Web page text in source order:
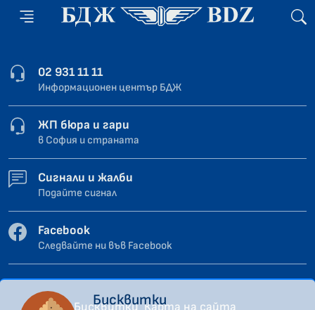
02 931 11 11
Информационен център БДЖ
ЖП бюра и гари
в София и страната
Сигнали и жалби
Подайте сигнал
Facebook
Следвайте ни във Facebook
Бисквитки Карта на сайта
Бисквитки